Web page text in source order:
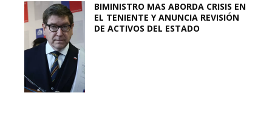
BIMINISTRO MAS ABORDA CRISIS EN
EL TENIENTE Y ANUNCIA REVISIÓN
DE ACTIVOS DEL ESTADO